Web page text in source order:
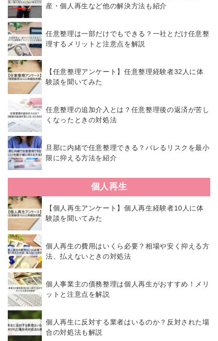
産・個人再生など他の解決方法も紹介
任意整理は一部だけでもできる？一社とだけ任意整
理するメリットと注意点を解説
【任意整理アンケート】任意整理経験者32人に体
験談を聞いてみた
任意整理の追加介入とは？任意整理後の返済が苦し
くなったときの対処法
旦那に内緒で任意整理できる？バレるリスクを最小
限に抑える方法を紹介
個人再生
【個人再生アンケート】個人再生経験者10人に体
験談を聞いてみた
個人再生の費用はいくら必要？相場や安く抑える方
法、払えないときの対処法
個人事業主の債務整理は個人再生がおすすめ！メリ
ットと注意点を解説
個人再生に反対する業者はいるのか？反対された場
合の対処法も解説